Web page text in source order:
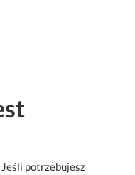
potrzebujesz